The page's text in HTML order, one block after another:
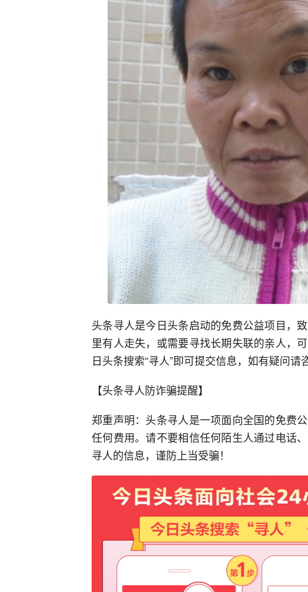
头条寻人是今日头条启动的免费公益项目，
里有人走失，或需要寻找长期失联的亲人，
日头条搜索“寻人”即可提交信息，如有疑问
【头条寻人防诈骗提醒】
郑重声明：头条寻人是一项面向全国的免费
任何费用。请不要相信任何陌生人通过电话
寻人的信息，谨防上当受骗！